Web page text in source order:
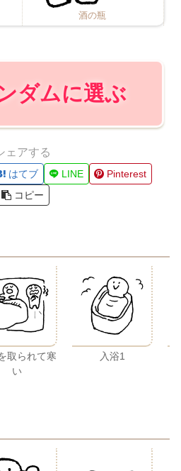
酒の瓶
ダムに選ぶ
ェアする
はてブ LINE
Pinterest
コピー
取られて寒
い
入浴1